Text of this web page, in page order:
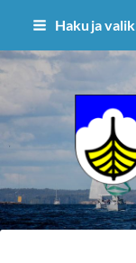
sisältöön
Haku ja